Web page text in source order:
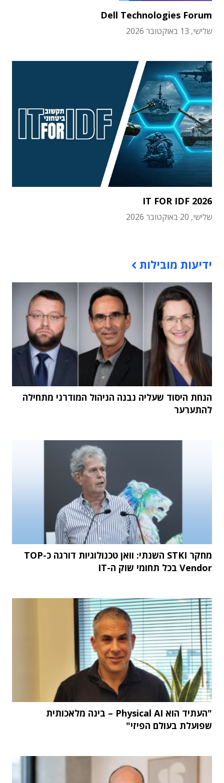
Dell Technologies Forum
שלישי, 13 באוקטובר 2026
IT FOR IDF 2026
שלישי, 20 באוקטובר 2026
ידיעות מובילות
הנחת היסוד שעליה נבנה הניהול המודרני מתחילה
להתערער
מחקר STKI השנתי: וואן טכנולוגיות דורגה כ-TOP
Vendor בכל תחומי שוק ה-IT
"העתיד הוא Physical AI – בינה מלאכותית
שפועלת בעולם הפיזי"